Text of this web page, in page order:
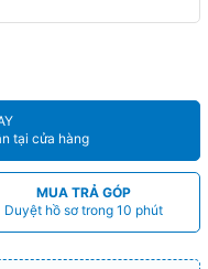
tại cửa hàng
MUA TRẢ GÓP
Duyệt hồ sơ trong 10 phút